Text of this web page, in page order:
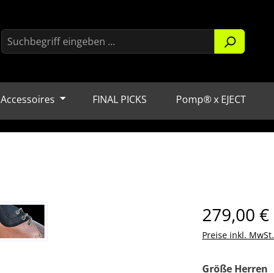
Accessoires FINAL PICKS Pomp® x EJECT
Regulärer Preis:
279,00 €
Preise inkl. MwSt.
Größe Herren